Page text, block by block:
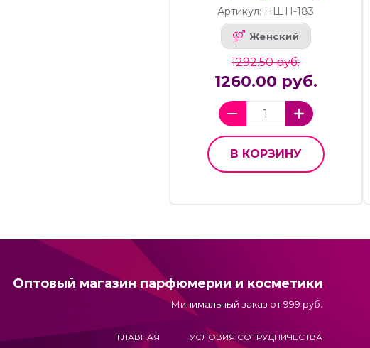
Артикул: НШН-183
Женский
1292.50 руб.
1260.00 руб.
В КОРЗИНУ
Оптовый магазин парфюмерии и косметики
Минимальный заказ от 999 руб.
ГЛАВНАЯ УСЛОВИЯ СОТРУДНИЧЕСТВА